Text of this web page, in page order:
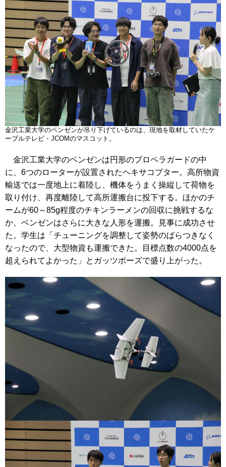
金沢工業大学のベンゼンが吊り下げているのは、現地を取材していたケ
ーブルテレビ・JCOMのマスコット。
金沢工業大学のベンゼンは円形のプロペラガードの中
に、6つのローターが設置されたヘキサコプター。高所物資
輸送では一度地上に着陸し、機体をうまく操縦して荷物を
取り付け、再度離陸して高所運搬台に投下する。ほかのチ
ームが60～85g程度のチキンラーメンの回収に挑戦するな
か、ベンゼンはさらに大きな人形を運搬。見事に成功させ
た。学生は「チューニングを調整して姿勢のばらつきなく
なったので、大型物資も運搬できた。目標点数の4000点を
超えられてよかった」とガッツポーズで盛り上がった。